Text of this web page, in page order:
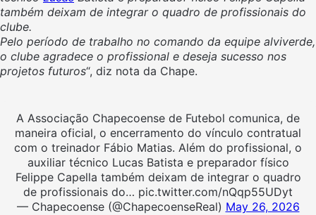
também deixam de integrar o quadro de profissionais do
clube.
Pelo período de trabalho no comando da equipe alviverde,
o clube agradece o profissional e deseja sucesso nos
projetos futuros“, diz nota da Chape.
A Associação Chapecoense de Futebol comunica, de
maneira oficial, o encerramento do vínculo contratual
com o treinador Fábio Matias. Além do profissional, o
auxiliar técnico Lucas Batista e preparador físico
Felippe Capella também deixam de integrar o quadro
de profissionais do… pic.twitter.com/nQqp55UDyt
— Chapecoense (@ChapecoenseReal) May 26, 2026